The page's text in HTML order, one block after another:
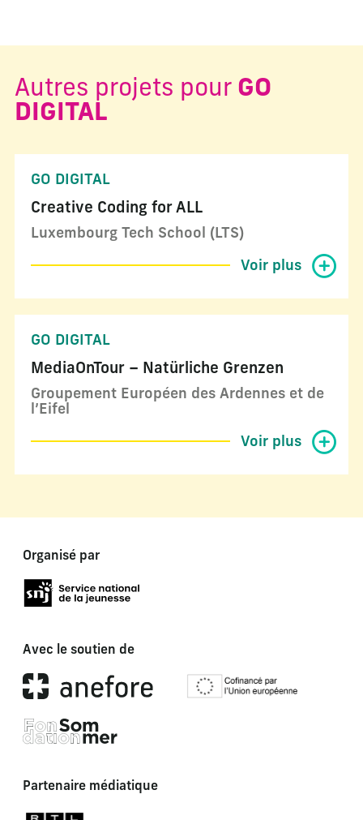
Autres projets pour GO
DIGITAL
GO DIGITAL
Creative Coding for ALL
Luxembourg Tech School (LTS)
Voir plus
GO DIGITAL
MediaOnTour – Natürliche Grenzen
Groupement Européen des Ardennes et de
l’Eifel
Voir plus
Organisé par
Avec le soutien de
Partenaire médiatique